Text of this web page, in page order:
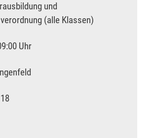
und
(alle Klassen)
Uhr
18